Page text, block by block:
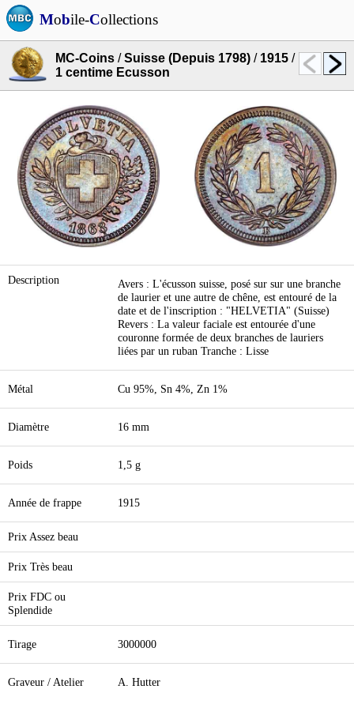
Mobile-Collections
MC-Coins /Suisse (Depuis 1798) / 1915 /
1 centime Ecusson
Description
Avers : L'écusson suisse, posé sur sur une branche
de laurier et une autre de chêne, est entouré de la
date et de l'inscription : "HELVETIA" (Suisse)
Revers : La valeur faciale est entourée d'une
couronne formée de deux branches de lauriers
liées par un ruban Tranche : Lisse
Métal Cu 95%, Sn 4%, Zn 1%
Diamètre 16 mm
Poids 1,5 g
Année de frappe 1915
Prix Assez beau
Prix Très beau
Prix FDC ou
Splendide
Tirage 3000000
Graveur / Atelier A. Hutter